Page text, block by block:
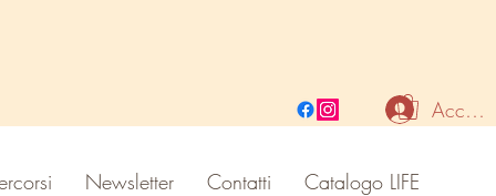
Accedi
Newsletter Contatti Catalogo LIFE